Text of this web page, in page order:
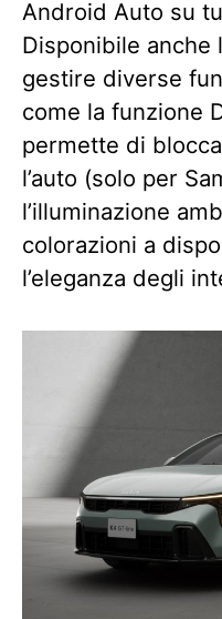
Android Auto su
Disponibile anche
gestire diverse
come la funzione
permette di
l’auto (solo per
l’illuminazione
colorazioni a
l’eleganza degli